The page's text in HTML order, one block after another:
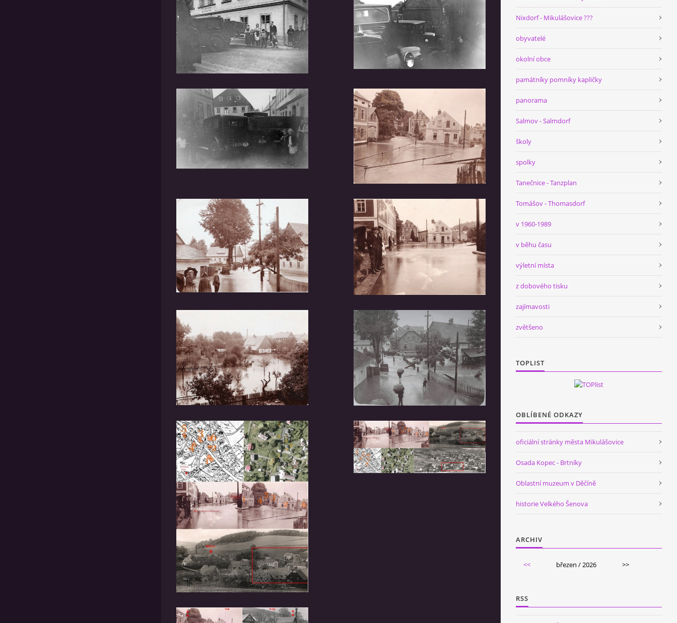
Nixdorf - Mikulášovice ???
obyvatelé
okolní obce
památníky pomníky kapličky
panorama
Salmov - Salmdorf
školy
spolky
Tanečnice - Tanzplan
Tomášov - Thomasdorf
v 1960-1989
v běhu času
výletní místa
z dobového tisku
zajímavosti
zvětšeno
TOPLIST
OBLÍBENÉ ODKAZY
oficiální stránky města Mikulášovice
Osada Kopec - Brtníky
Oblastní muzeum v Děčíně
historie Velkého Šenova
ARCHIV
<< březen / 2026 >>
RSS